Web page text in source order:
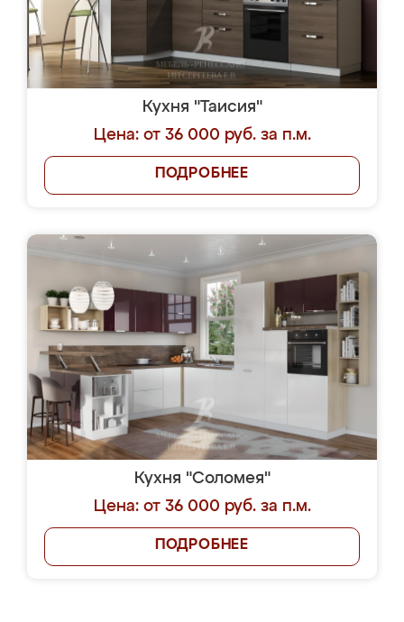
Кухня "Таисия"
Цена: от 36 000 руб. за п.м.
ПОДРОБНЕЕ
Кухня "Соломея"
Цена: от 36 000 руб. за п.м.
ПОДРОБНЕЕ